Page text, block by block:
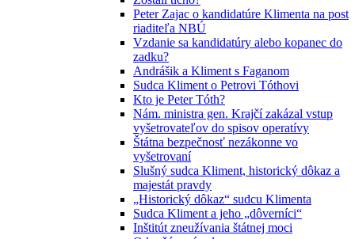
Peter Zajac o kandidatúre Klimenta na post
riaditeľa NBÚ
Vzdanie sa kandidatúry alebo kopanec do
zadku?
Andrášik a Kliment s Faganom
Sudca Kliment o Petrovi Tóthovi
Kto je Peter Tóth?
Nám. ministra gen. Krajčí zakázal vstup
vyšetrovateľov do spisov operatívy
Štátna bezpečnosť nezákonne vo
vyšetrovaní
Slušný sudca Kliment, historický dôkaz a
majestát pravdy
„Historický dôkaz“ sudcu Klimenta
Sudca Kliment a jeho „dôverníci“
Inštitút zneužívania štátnej moci